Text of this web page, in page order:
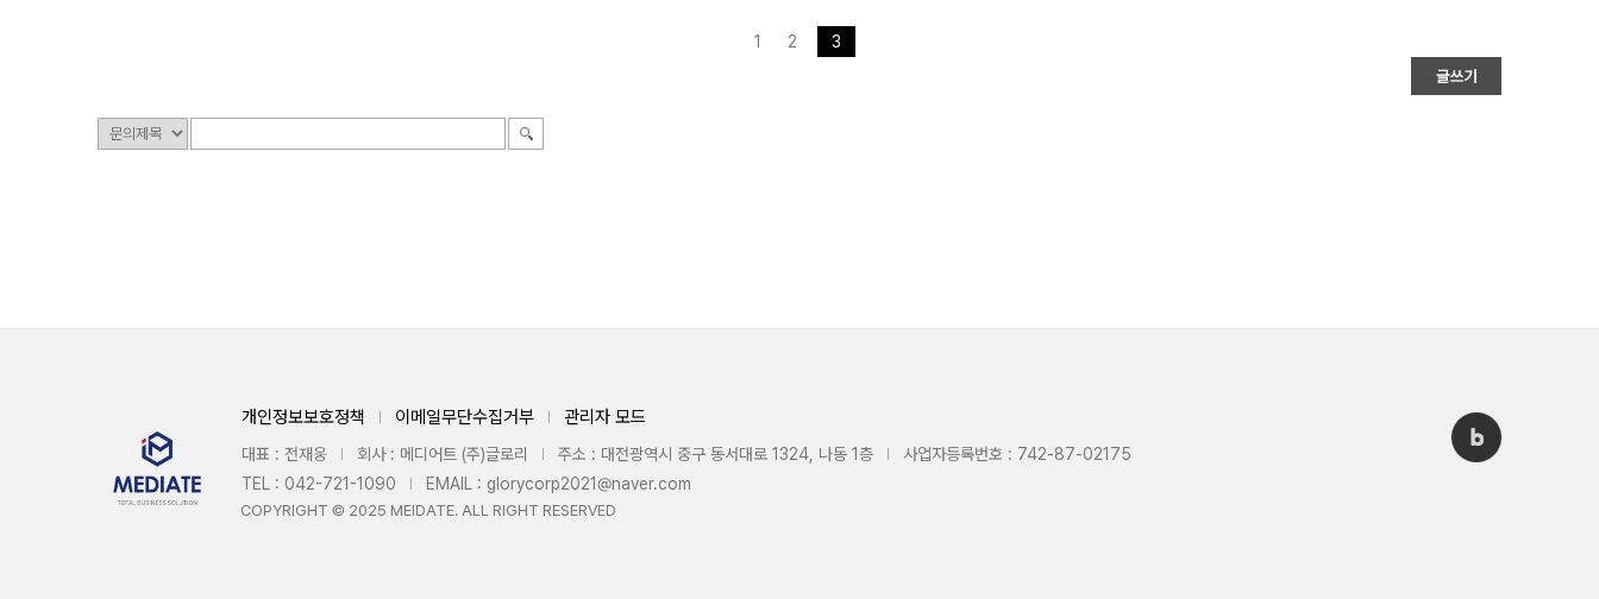
1 2 3
개인정보보호정책 이메일무단수집거부 관리자 모드
대표 : 전재웅 회사 : 메디어트 (주)글로리 주소 : 대전광역시 중구 동서대로 1324, 나동 1층
사업자등록번호 : 742-87-02175
TEL : 042-721-1090
EMAIL : glorycorp2021@naver.com
COPYRIGHT © 2025 MEIDATE. ALL RIGHT RESERVED